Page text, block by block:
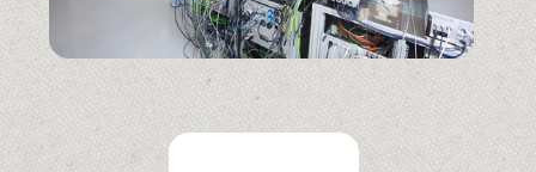
© Henk Pasman2024